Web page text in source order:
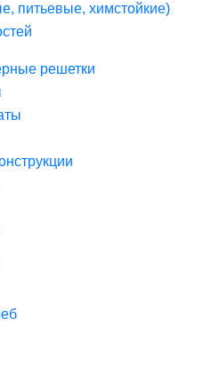
питьевые, химстойкие)
решетки